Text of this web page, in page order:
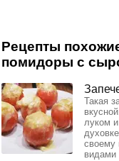
Рецепты
помидоры с
Такая
луком
своему
видами